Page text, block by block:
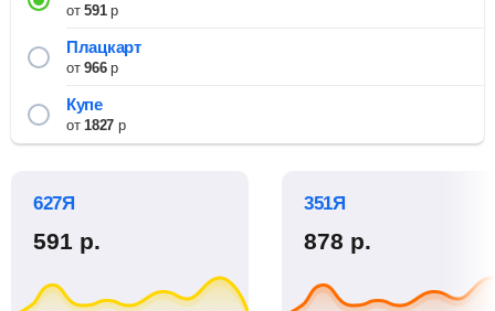
от591р
Плацкарт
от966р
Купе
от1827р
627Я
591 р.
351Я
878 р.